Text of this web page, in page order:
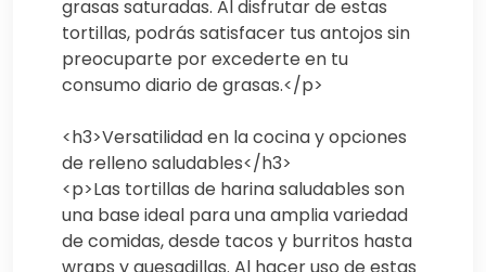
grasas saturadas. Al disfrutar de estas
tortillas, podrás satisfacer tus antojos sin
preocuparte por excederte en tu
consumo diario de grasas.</p>
<h3>Versatilidad en la cocina y opciones
de relleno saludables</h3>
<p>Las tortillas de harina saludables son
una base ideal para una amplia variedad
de comidas, desde tacos y burritos hasta
wraps y quesadillas. Al hacer uso de estas